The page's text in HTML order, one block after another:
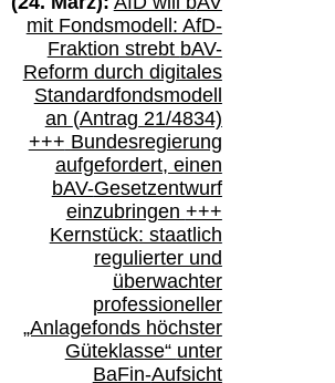
mit Fondsmodell: AfD-
Fraktion strebt bAV-
Reform durch digitales
Standardfondsmodell
an (Antrag 21/4834)
+++ Bundesregierung
aufgefordert, einen
bAV-Gesetzentwurf
einzubringen +++
Kernstück: staatlich
regulierter und
überwachter
professioneller
„Anlagefonds höchster
Güteklasse“ unter
BaFin-Aufsicht